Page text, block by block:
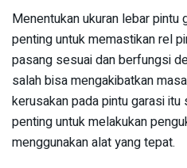
Menentukan ukuran lebar
penting untuk memastikan rel
pasang sesuai dan berfungsi
salah bisa mengakibatkan
kerusakan pada pintu garasi itu
penting untuk melakukan
menggunakan alat yang tepat.